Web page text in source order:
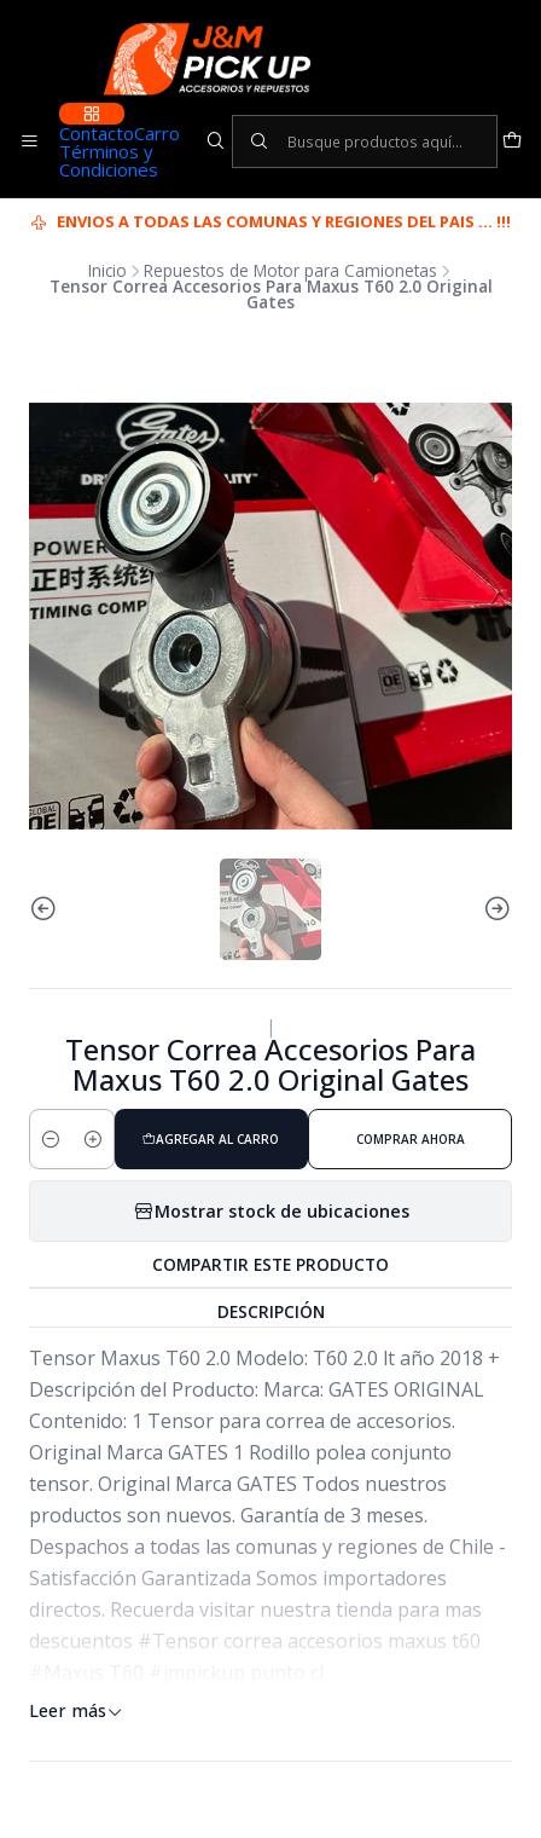
ContactoCarro
Términos y
Condiciones
ENVIOS A TODAS LAS COMUNAS Y REGIONES DEL PAIS ... !!!
Inicio Repuestos de Motor para Camionetas
Tensor Correa Accesorios Para Maxus T60 2.0 Original
Gates
|
Tensor Correa Accesorios Para
Maxus T60 2.0 Original Gates
Cantidad
AGREGAR AL CARRO COMPRAR AHORA
Mostrar stock de ubicaciones
COMPARTIR ESTE PRODUCTO
DESCRIPCIÓN
Tensor Maxus T60 2.0 Modelo: T60 2.0 lt año 2018 +
Descripción del Producto: Marca: GATES ORIGINAL
Contenido: 1 Tensor para correa de accesorios.
Original Marca GATES 1 Rodillo polea conjunto
tensor. Original Marca GATES Todos nuestros
productos son nuevos. Garantía de 3 meses.
Despachos a todas las comunas y regiones de Chile -
Satisfacción Garantizada Somos importadores
directos. Recuerda visitar nuestra tienda para mas
descuentos #Tensor correa accesorios maxus t60
Leer más